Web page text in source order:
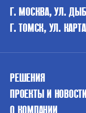
Г. МОСКВА, УЛ.
Г. ТОМСК, УЛ.
РЕШЕНИЯ
ПРОЕКТЫ И
О КОМПАНИИ